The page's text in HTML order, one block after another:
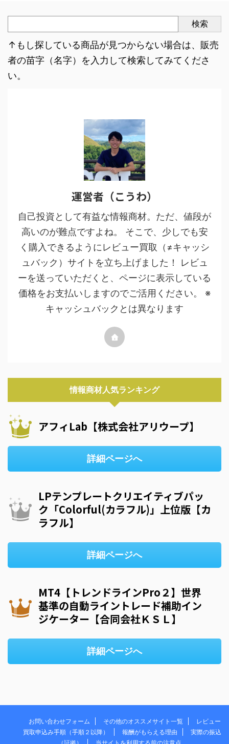
検索
↑もし探している商品が見つからない場合は、販売
者の苗字（名字）を入力して検索してみてくださ
い。
運営者（こうわ）
自己投資として有益な情報商材。ただ、値段が
高いのが難点ですよね。 そこで、少しでも安
く購入できるようにレビュー買取（≠キャッシ
ュバック）サイトを立ち上げました！ レビュ
ーを送っていただくと、ページに表示している
価格をお支払いしますのでご活用ください。 ※
キャッシュバックとは異なります
情報商材人気ランキング
アフィLab【株式会社アリウープ】
詳細ページへ
LPテンプレートクリエイティブパッ
ク「Colorful(カラフル)」上位版【カ
ラフル】
詳細ページへ
MT4【トレンドラインPro２】世界
基準の自動ライントレード補助イン
ジケーター【合同会社ＫＳＬ】
詳細ページへ
お問い合わせフォーム その他のオススメサイト一覧
レビュー
買取申込み手順（手順２以降）
報酬がもらえる理由
実際の振込